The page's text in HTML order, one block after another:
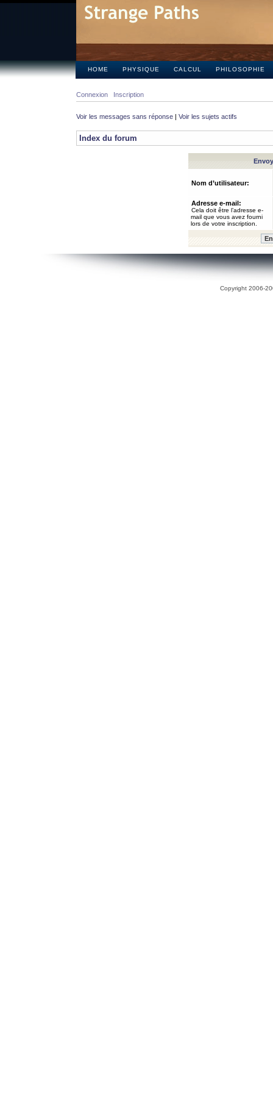
HOME PHYSIQUE CALCUL PHILOSOPHIE
Connexion Inscription
Voir les messages sans réponse | Voir les sujets actifs
Index du forum
Nom d’utilisateur:
Adresse e-mail:
Cela doit être l’adresse e-
mail que vous avez fourni
lors de votre inscription.
Copyright 2006-